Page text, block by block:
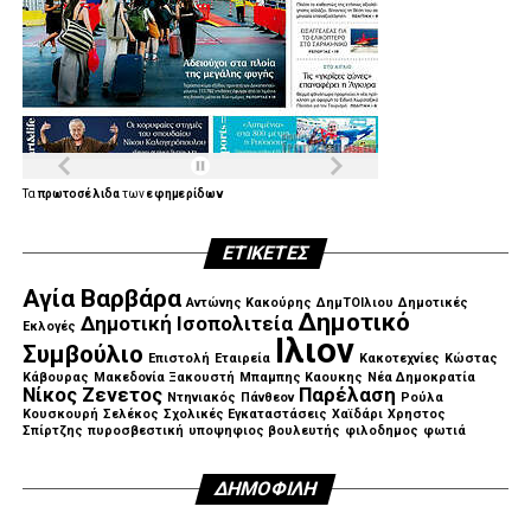
Ταπρωτοσέλιδατωνεφημερίδων
ΕΤΙΚΈΤΕΣ
Αγία Βαρβάρα Αντώνης Κακούρης ΔημΤΟΙλιου Δημοτικές
Εκλογές Δημοτική Ισοπολιτεία Δημοτικό
Συμβούλιο Επιστολή Εταιρεία Ιλιον Κακοτεχνίες Κώστας
Κάβουρας Μακεδονία Ξακουστή Μπαμπης Καουκης Νέα Δημοκρατία
Νίκος Ζενετος Ντηνιακός Πάνθεον Παρέλαση Ρούλα
Κουσκουρή Σελέκος Σχολικές Εγκαταστάσεις Χαϊδάρι Χρηστος
Σπίρτζης πυροσβεστική υποψηφιος βουλευτής φιλοδημος φωτιά
ΔΗΜΟΦΙΛΉ